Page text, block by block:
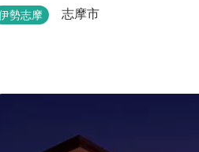
勢志摩 志摩市